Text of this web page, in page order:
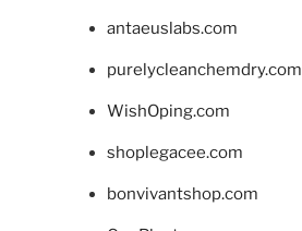
antaeuslabs.com
purelycleanchemdry.com
WishOping.com
shoplegacee.com
bonvivantshop.com